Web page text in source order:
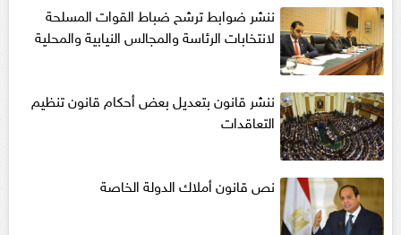
ننشر ضوابط ترشح ضباط القوات المسلحة
لانتخابات الرئاسة والمجالس النيابية والمحلية‎
ننشر قانون بتعديل بعض أحكام قانون تنظيم
التعاقدات
نص قانون أملاك الدولة الخاصة